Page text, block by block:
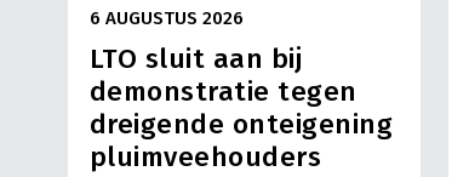
6 AUGUSTUS 2026
LTO sluit aan bij
demonstratie tegen
dreigende onteigening
pluimveehouders